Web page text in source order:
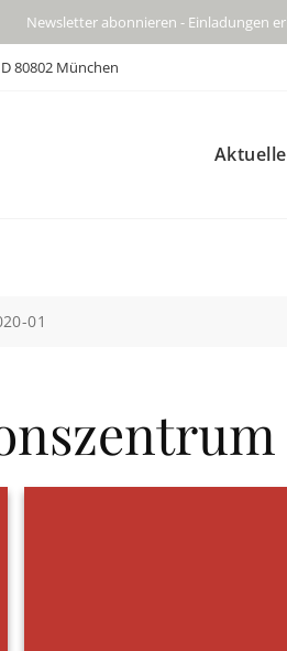
Newsletter abonnieren - Einladungen
80802 München
01